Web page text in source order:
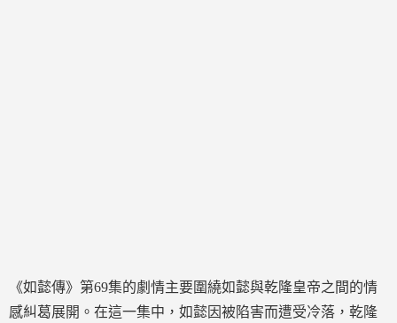
《如懿傳》第69集的劇情主要圍繞如懿與乾隆皇帝之間的情
感糾葛展開。在這一集中，如懿因被陷害而遭受冷落，乾隆